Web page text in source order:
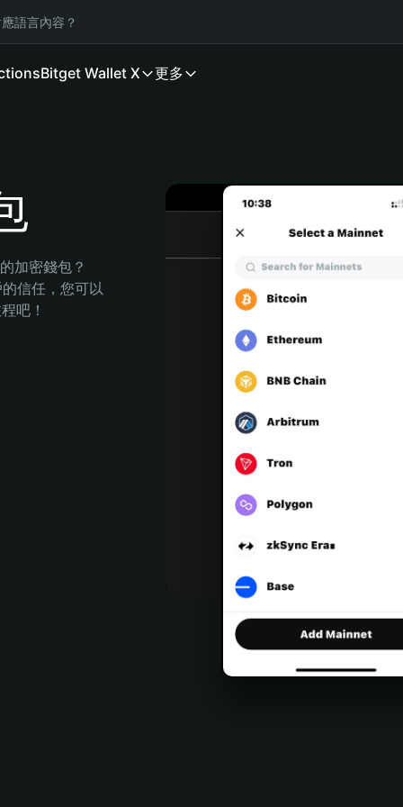
語言內容？
Bitget Wallet X 更多
加密錢包？
信任，您可以
吧！